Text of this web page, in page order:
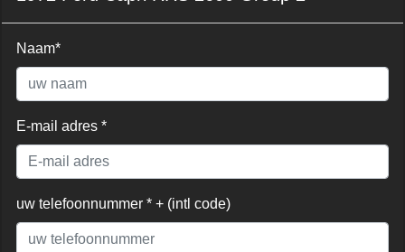
Naam*
E-mail adres *
uw telefoonnummer * + (intl code)